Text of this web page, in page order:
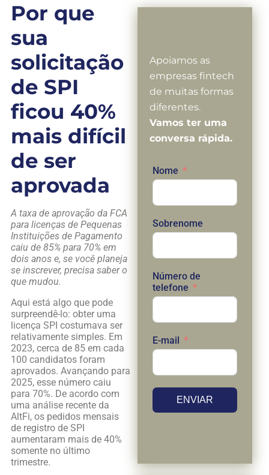
Por que
sua
solicitação
de SPI
ficou 40%
mais difícil
de ser
aprovada
A taxa de aprovação da FCA
para licenças de Pequenas
Instituições de Pagamento
caiu de 85% para 70% em
dois anos e, se você planeja
se inscrever, precisa saber o
que mudou.
Aqui está algo que pode
surpreendê-lo: obter uma
licença SPI costumava ser
relativamente simples. Em
2023, cerca de 85 em cada
100 candidatos foram
aprovados. Avançando para
2025, esse número caiu
para 70%. De acordo com
uma análise recente da
AltFi, os pedidos mensais
de registro de SPI
aumentaram mais de 40%
somente no último
trimestre.
Apoiamos as
empresas fintech
de muitas formas
diferentes.
Vamos ter uma
conversa rápida.
Nome
Sobrenome
Número de
telefone
E-mail
ENVIAR